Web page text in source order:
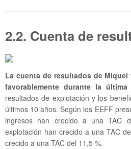
2.2. Cuenta de
La cuenta de resultados de
favorablemente durante la última
resultados de explotación y los
últimos 10 años. Según los EEFF
ingresos han crecido a una TAC
explotación han crecido a una TAC
crecido a una TAC del 11,5 %.